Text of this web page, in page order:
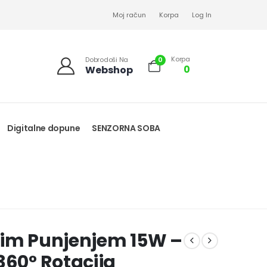
Moj račun Korpa Log In
Dobrodoši Na
Webshop
0 Korpa
0
Digitalne dopune SENZORNA SOBA
Punjenjem 15W –